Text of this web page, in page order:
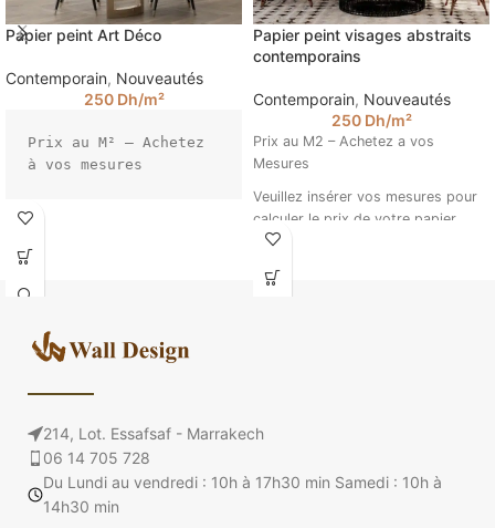
Papier peint Art Déco
Contemporain, Nouveautés
250 Dh/m²
Prix au M² – Achetez
à vos mesures
Entrez la taille de
calculer le prix de
(Ex : 4.5 m sur
Papier peint visages abstraits
contemporains
Contemporain, Nouveautés
250 Dh/m²
Prix au M2 – Achetez a vos
Mesures
Veuillez insérer vos mesures pour
calculer le prix de votre papier
peint. (Ex : 4.5 m sur 2.85).
visages abstraits contemporains
@walldesign
214, Lot. Essafsaf - Marrakech
06 14 705 728
Du Lundi au vendredi : 10h à 17h30 min Samedi : 10h à
14h30 min